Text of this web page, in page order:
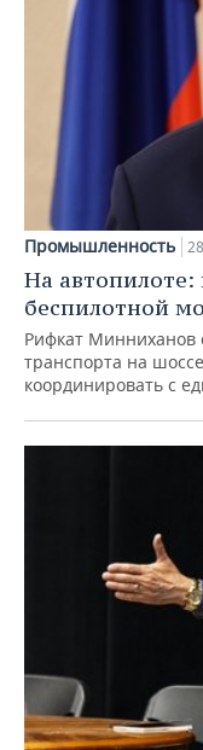
Промышленность
На автопилоте:
беспилотной
Рифкат Минниханов
транспорта на
координировать с